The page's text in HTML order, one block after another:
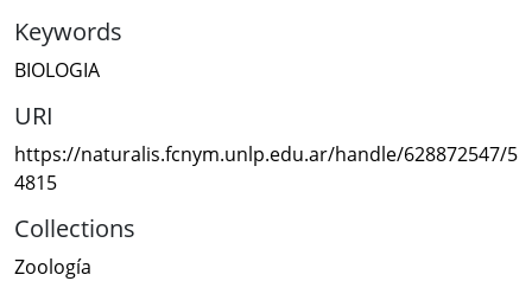
Keywords
BIOLOGIA
URI
https://naturalis.fcnym.unlp.edu.ar/handle/628872547/5
4815
Collections
Zoología